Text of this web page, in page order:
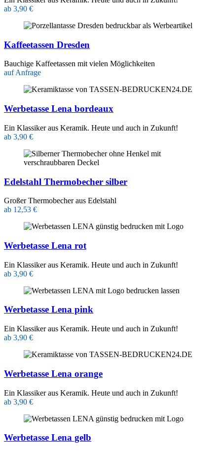
ab 3,90 €
Kaffeetassen Dresden
Bauchige Kaffeetassen mit vielen Möglichkeiten
auf Anfrage
Werbetasse Lena bordeaux
Ein Klassiker aus Keramik. Heute und auch in Zukunft!
ab 3,90 €
Edelstahl Thermobecher silber
Großer Thermobecher aus Edelstahl
ab 12,53 €
Werbetasse Lena rot
Ein Klassiker aus Keramik. Heute und auch in Zukunft!
ab 3,90 €
Werbetasse Lena pink
Ein Klassiker aus Keramik. Heute und auch in Zukunft!
ab 3,90 €
Werbetasse Lena orange
Ein Klassiker aus Keramik. Heute und auch in Zukunft!
ab 3,90 €
Werbetasse Lena gelb